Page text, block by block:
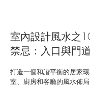
室內設計風水之
禁忌：入口與門
打造一個和諧平衡的居家
室、廚房和客廳的風水佈